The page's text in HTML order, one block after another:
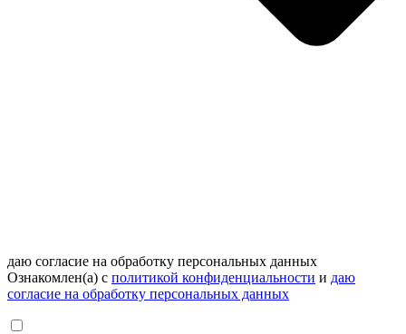
даю согласие на обработку персональных данных
Ознакомлен(а) с политикой конфиденциальности и даю
согласие на обработку персональных данных